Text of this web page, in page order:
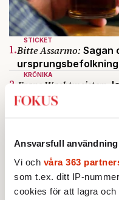
Ansvarsfull
Vi och våra 363
som t.ex. ditt IP-
cookies för att lagra
STICKET
1.Bitte Assarmo: Sagan
KRÖNIKA
2. Frans Wachtmeister:
franska civilisationen
3.Sakine Madon:Efter
STICKET
KRÖNIKA
5.Nina Lekander:På
alla om att vara